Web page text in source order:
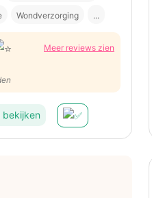
Wondverzorging ...
Meer reviews zien
bekijken